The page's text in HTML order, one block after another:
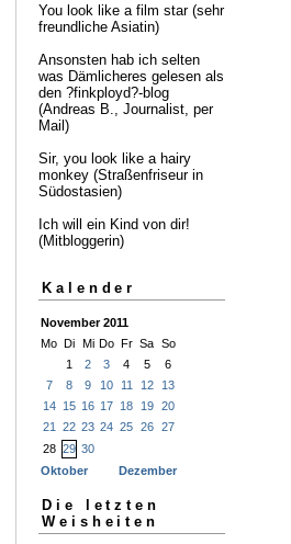
You look like a film star (sehr
freundliche Asiatin)
Ansonsten hab ich selten
was Dämlicheres gelesen als
den ?finkployd?-blog
(Andreas B., Journalist, per
Mail)
Sir, you look like a hairy
monkey (Straßenfriseur in
Südostasien)
Ich will ein Kind von dir!
(Mitbloggerin)
Kalender
November 2011
Mo
Di Mi Do Fr Sa So
1
2 3 4 5
6
7
8 9 10 11 12
13
14
15 16 17 18 19
20
21
22 23 24 25 26
27
28 29 30
Oktober
Dezember
Die letzten
Weisheiten